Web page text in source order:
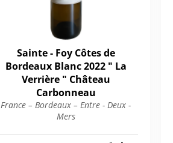
Sainte - Foy Côtes de
Bordeaux Blanc 2022 " La
Verrière " Château
Carbonneau
France – Bordeaux – Entre - Deux -
Mers